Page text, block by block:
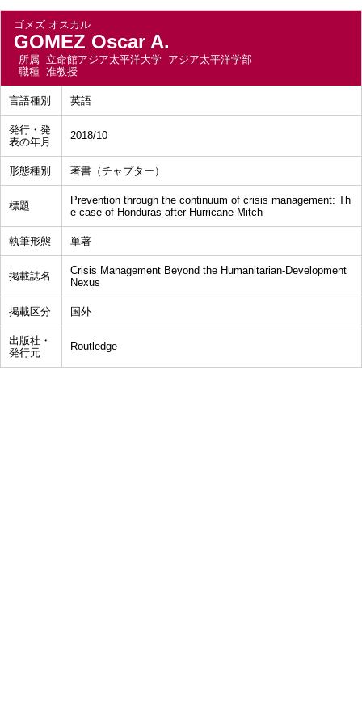
ゴメズ オスカル
GOMEZ Oscar A.
所属 立命館アジア太平洋大学 アジア太平洋学部
職種 准教授
言語種別 英語
発行・発
表の年月
2018/10
形態種別 著書（チャプター）
標題
Prevention through the continuum of crisis management: Th
e case of Honduras after Hurricane Mitch
執筆形態 単著
掲載誌名
Crisis Management Beyond the Humanitarian-Development
Nexus
掲載区分 国外
出版社・
発行元
Routledge